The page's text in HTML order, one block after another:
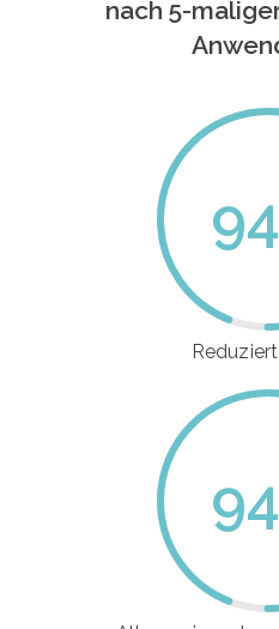
nach 5-
94
Reduziert
94